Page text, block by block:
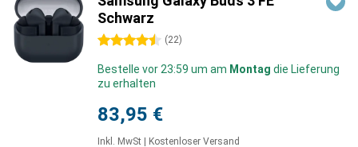
Schwarz
4.5 Sterne (22)
Bestelle vor 23:59 um am Montag die Lieferung
zu erhalten
83,95 €
Inkl. MwSt Kostenloser Versand